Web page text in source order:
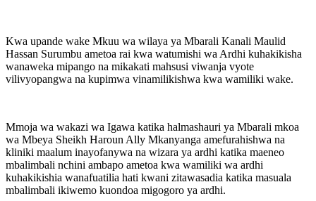
Kwa upande wake Mkuu wa wilaya ya Mbarali Kanali Maulid
Hassan Surumbu ametoa rai kwa watumishi wa Ardhi kuhakikisha
wanaweka mipango na mikakati mahsusi viwanja vyote
vilivyopangwa na kupimwa vinamilikishwa kwa wamiliki wake.
Mmoja wa wakazi wa Igawa katika halmashauri ya Mbarali mkoa
wa Mbeya Sheikh Haroun Ally Mkanyanga amefurahishwa na
kliniki maalum inayofanywa na wizara ya ardhi katika maeneo
mbalimbali nchini ambapo ametoa kwa wamiliki wa ardhi
kuhakikishia wanafuatilia hati kwani zitawasadia katika masuala
mbalimbali ikiwemo kuondoa migogoro ya ardhi.